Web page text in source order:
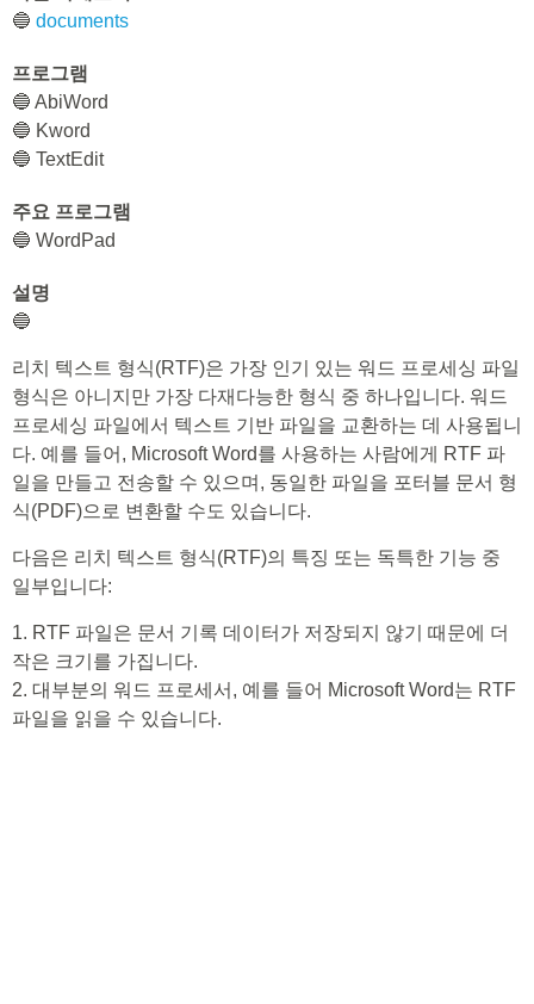
🔵 documents
프로그램
🔵 AbiWord
🔵 Kword
🔵 TextEdit
주요 프로그램
🔵 WordPad
설명
🔵
리치 텍스트 형식(RTF)은 가장 인기 있는 워드 프로세싱 파일
형식은 아니지만 가장 다재다능한 형식 중 하나입니다. 워드
프로세싱 파일에서 텍스트 기반 파일을 교환하는 데 사용됩니
다. 예를 들어, Microsoft Word를 사용하는 사람에게 RTF 파
일을 만들고 전송할 수 있으며, 동일한 파일을 포터블 문서 형
식(PDF)으로 변환할 수도 있습니다.
다음은 리치 텍스트 형식(RTF)의 특징 또는 독특한 기능 중
일부입니다:
1. RTF 파일은 문서 기록 데이터가 저장되지 않기 때문에 더
작은 크기를 가집니다.
2. 대부분의 워드 프로세서, 예를 들어 Microsoft Word는 RTF
파일을 읽을 수 있습니다.